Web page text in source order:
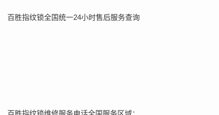
百胜指纹锁全国统一24小时售后服务查询
百胜指纹锁维修服务电话全国服务区域：